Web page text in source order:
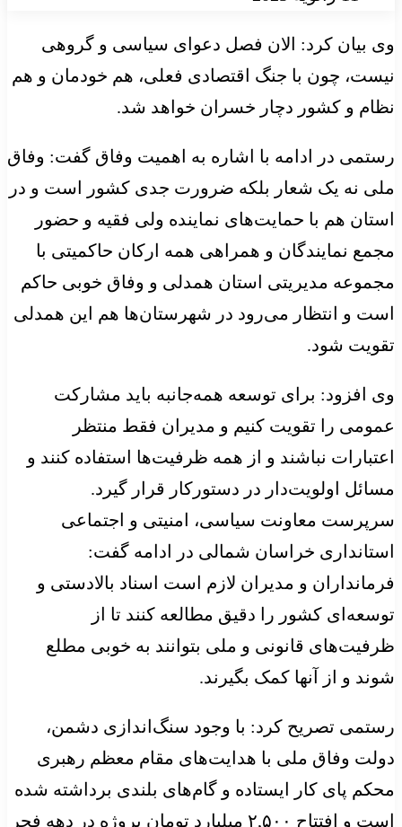
وی بیان کرد: الان فصل دعوای سیاسی و گروهی
نیست، چون با جنگ اقتصادی فعلی، هم خودمان و هم
نظام و کشور دچار خسران خواهد شد.
رستمی در ادامه با اشاره به اهمیت وفاق گفت: وفاق
ملی نه یک شعار بلکه ضرورت جدی کشور است و در
استان هم با حمایت‌های نماینده ولی فقیه و حضور
مجمع نمایندگان و همراهی همه ارکان حاکمیتی با
مجموعه مدیریتی استان همدلی و وفاق خوبی حاکم
است و انتظار می‌رود در شهرستان‌ها هم این همدلی
تقویت شود.
وی افزود: برای توسعه همه‌جانبه باید مشارکت
عمومی را تقویت کنیم و مدیران فقط منتظر
اعتبارات نباشند و از همه ظرفیت‌ها استفاده کنند و
مسائل اولویت‌دار در دستورکار قرار گیرد.
سرپرست معاونت سیاسی، امنیتی و اجتماعی
استانداری خراسان شمالی در ادامه گفت:
فرمانداران و مدیران لازم است اسناد بالادستی و
توسعه‌ای کشور را دقیق مطالعه کنند تا از
ظرفیت‌های قانونی و ملی بتوانند به خوبی مطلع
شوند و از آنها کمک بگیرند.
رستمی تصریح کرد: با وجود سنگ‌اندازی دشمن،
دولت وفاق ملی با هدایت‌های مقام معظم رهبری
محکم پای کار ایستاده و گام‌های بلندی برداشته شده
است و افتتاح
میلیارد تومان پروژه در دهه فجر